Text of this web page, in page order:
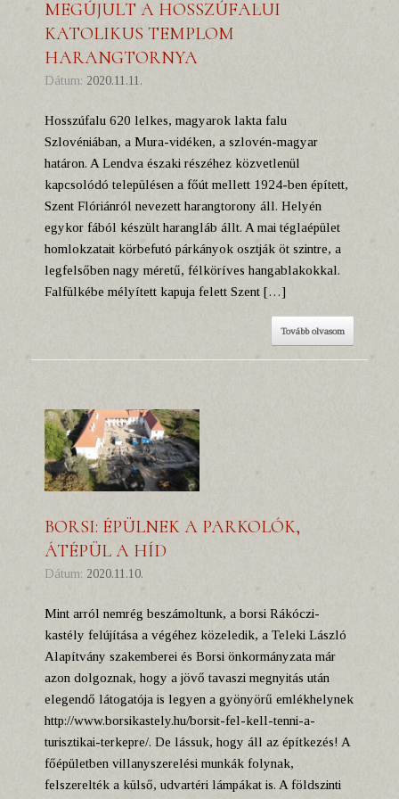
MEGÚJULT A HOSSZÚFALUI
KATOLIKUS TEMPLOM
HARANGTORNYA
Dátum: 2020.11.11.
Hosszúfalu 620 lelkes, magyarok lakta falu
Szlovéniában, a Mura-vidéken, a szlovén-magyar
határon. A Lendva északi részéhez közvetlenül
kapcsolódó településen a főút mellett 1924-ben épített,
Szent Flóriánról nevezett harangtorony áll. Helyén
egykor fából készült harangláb állt. A mai téglaépület
homlokzatait körbefutó párkányok osztják öt szintre, a
legfelsőben nagy méretű, félköríves hangablakokkal.
Falfülkébe mélyített kapuja felett Szent […]
Tovább olvasom
BORSI: ÉPÜLNEK A PARKOLÓK,
ÁTÉPÜL A HÍD
Dátum: 2020.11.10.
Mint arról nemrég beszámoltunk, a borsi Rákóczi-
kastély felújítása a végéhez közeledik, a Teleki László
Alapítvány szakemberei és Borsi önkormányzata már
azon dolgoznak, hogy a jövő tavaszi megnyitás után
elegendő látogatója is legyen a gyönyörű emlékhelynek
http://www.borsikastely.hu/borsit-fel-kell-tenni-a-
turisztikai-terkepre/. De lássuk, hogy áll az építkezés! A
főépületben villanyszerelési munkák folynak,
felszerelték a külső, udvartéri lámpákat is. A földszinti